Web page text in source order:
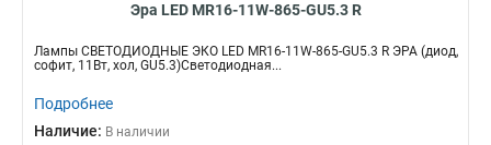
Эра LED MR16-11W-865-GU5.3 R
Лампы СВЕТОДИОДНЫЕ ЭКО LED MR16-11W-865-GU5.3 R ЭРА (диод,
софит, 11Вт, хол, GU5.3)Светодиодная...
Подробнее
Наличие: В наличии